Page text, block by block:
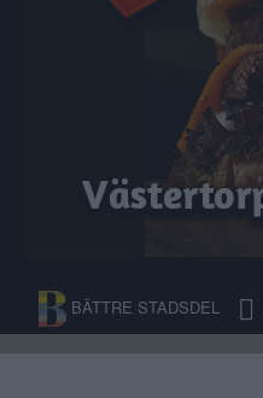
BÄTTRE STADSDEL